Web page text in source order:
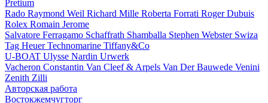
Pretium
Rado Raymond Weil Richard Mille Roberta Forrati Roger Dubuis
Rolex Romain Jerome
Salvatore Ferragamo Schaffrath Shamballa Stephen Webster Swiza
Tag HeuerTechnomarine Tiffany&Co
U-BOAT Ulysse Nardin Urwerk
Vacheron Constantin Van Cleef & Arpels Van Der Bauwede Venini
Zenith Zilli
Авторская работа
Востокжемчугторг